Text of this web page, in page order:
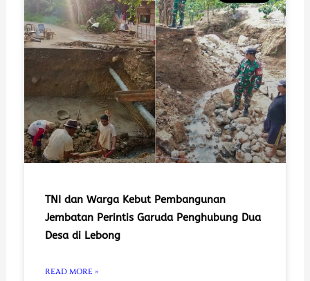
TNI dan Warga Kebut Pembangunan
Jembatan Perintis Garuda Penghubung Dua
Desa di Lebong
READ MORE »